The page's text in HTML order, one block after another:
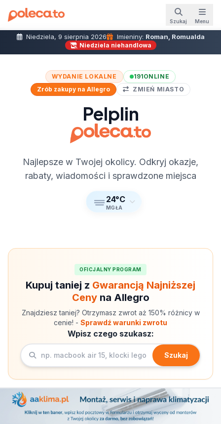
Szukaj Menu
Niedziela, 9 sierpnia 2026 Imieniny: Roman, Romualda
Niedziela niehandlowa
WYDANIE LOKALNE 191ONLINE
Zrób zakupy na Allegro
ZMIEŃ MIASTO
Pelplin
Najlepsze w Twojej okolicy. Odkryj okazje,
rabaty, wiadomości i sprawdzone miejsca
24°C
MGŁA
OFICJALNY PROGRAM
Kupuj taniej z Gwarancją Najniższej
Cenyna Allegro
Znajdziesz taniej? Otrzymasz zwrot aż 150% różnicy w
cenie! - Sprawdź warunki zwrotu
Wpisz czego szukasz:
Szukaj